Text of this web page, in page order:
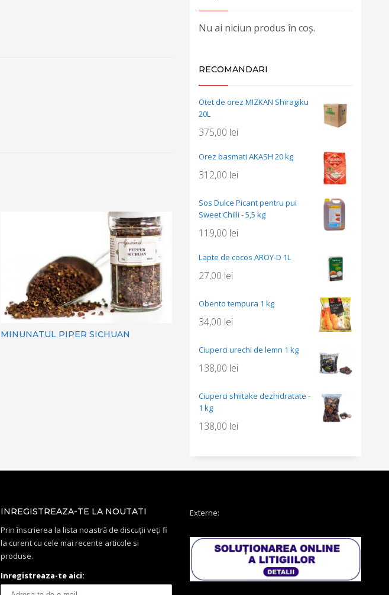
MINUNATUL PIPER SICHUAN
Nu ai niciun produs în coș.
RECOMANDARI
Otet de orez MIZKAN Shiragiku
20L
375,00 lei
Orez basmati AKASH 20 kg
312,00 lei
Sos Dulce Picant pentru pui
Sweet Chilli - 5,5 kg
119,00 lei
Lapte de cocos AROY-D 1L
27,00 lei
Obento tempura 1 kg
34,00 lei
Ciuperci urechi de lemn 1 kg
138,00 lei
Ciuperci shiitake dezhidratate -
1 kg
138,00 lei
INREGISTREAZA-TE LA NOUTATI
Prin înscrierea la lista noastră de discuții veți fi
la curent cu cele mai recente articole si
produse.
Inregistreaza-te aici:
Externe: